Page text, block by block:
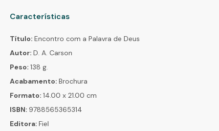
Características
Título: Encontro com a Palavra de Deus
Autor: D. A. Carson
Peso: 138 g.
Acabamento: Brochura
Formato: 14.00 x 21.00 cm
ISBN: 9788565365314
Editora: Fiel